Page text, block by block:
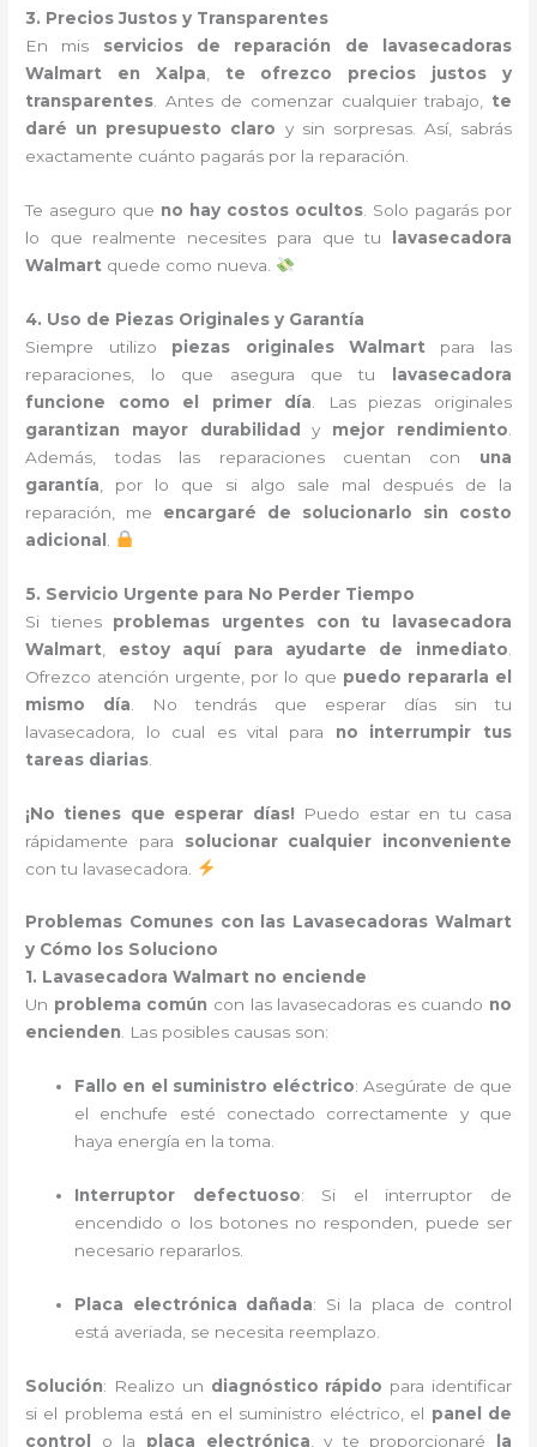
3. Precios Justos y Transparentes
En mis servicios de reparación de lavasecadoras
Walmart en Xalpa
te ofrezco precios justos y
transparentes . Antes de comenzar cualquier trabajo, te
daré un presupuesto claro y sin sorpresas. Así, sabrás
exactamente cuánto pagarás por la reparación.
Te aseguro que no hay costos ocultos. Solo pagarás por
lo que realmente necesites para que tu
lavasecadora
Walmart quede como nueva.
4. Uso de Piezas Originales y Garantía
Siempre utilizo piezas originales Walmart para las
reparaciones, lo que asegura que tu
lavasecadora
funcione como el primer día . Las piezas originales
garantizan mayor durabilidad
y mejor rendimiento
Además, todas las reparaciones cuentan con una
garantía , por lo que si algo sale mal después de la
reparación, me encargaré de solucionarlo sin costo
adicional
5. Servicio Urgente para No Perder Tiempo
Si tienes problemas urgentes con tu lavasecadora
Walmart
estoy aquí para ayudarte de inmediato
Ofrezco atención urgente, por lo que puedo repararla el
mismo día . No tendrás que esperar días sin tu
lavasecadora, lo cual es vital para no interrumpir tus
tareas diarias
¡No tienes que esperar días! Puedo estar en tu casa
rápidamente para solucionar cualquier inconveniente
con tu lavasecadora.
Problemas Comunes con las Lavasecadoras Walmart
y Cómo los Soluciono
1. Lavasecadora Walmart no enciende
Un problema común con las lavasecadoras es cuando no
encienden. Las posibles causas son:
Fallo en el suministro eléctrico: Asegúrate de que
el enchufe esté conectado correctamente y que
haya energía en la toma.
Interruptor defectuoso: Si el interruptor de
encendido o los botones no responden, puede ser
necesario repararlos.
Placa electrónica dañada: Si la placa de control
está averiada, se necesita reemplazo.
Solución: Realizo un diagnóstico rápido para identificar
si el problema está en el suministro eléctrico, el panel de
control
o la placa electrónica , y te proporcionaré la